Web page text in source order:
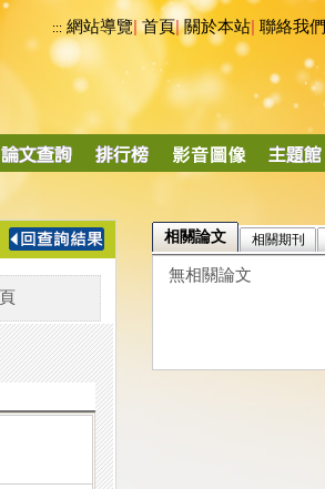
::: 網站導覽|首頁|關於本站 聯絡我們
頁
相關論文 相關期刊
無相關論文